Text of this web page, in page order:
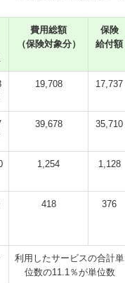
費用総額
（保険対象分）
保険
給付額
19,708 17,737
39,678 35,710
1,254 1,128
418 376
利用したサービスの合計単
位数の11.1％が単位数